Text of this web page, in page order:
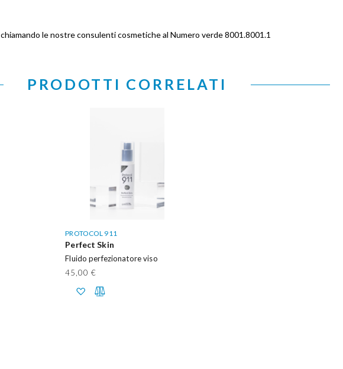
chiamando le nostre consulenti cosmetiche al Numero verde 8001.8001.1
PRODOTTI CORRELATI
PROTOCOL 911
Perfect Skin
Fluido perfezionatore viso
45,00 €